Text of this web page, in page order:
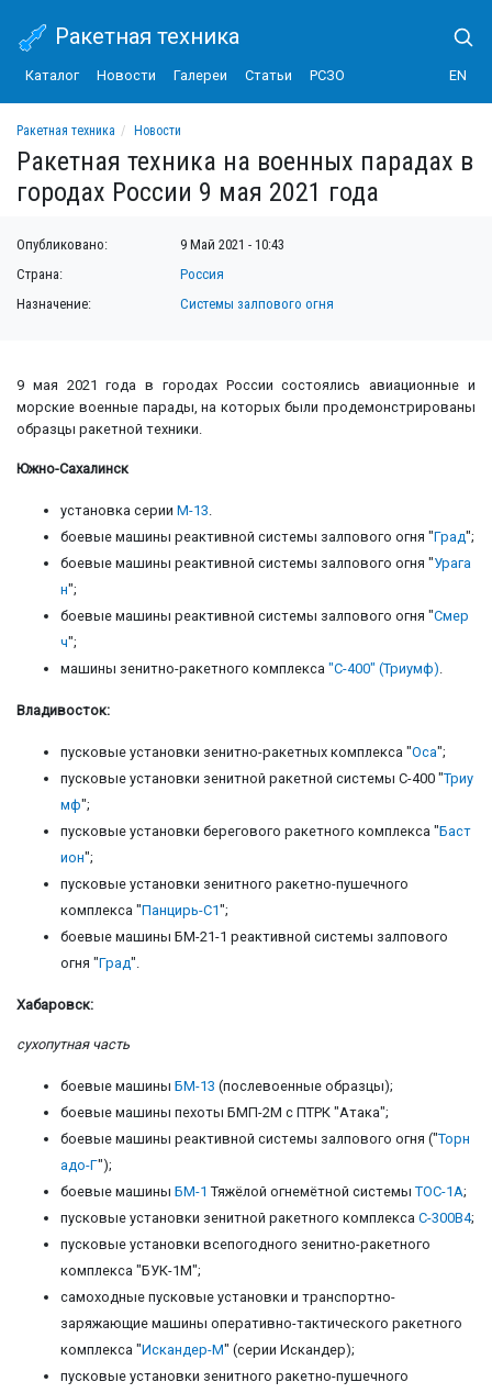
Ракетная техника
Каталог Новости Галереи Статьи РСЗО EN
Ракетная техника
Новости
Ракетная техника на военных парадах в
городах России 9 мая 2021 года
Опубликовано:
9 Май 2021 - 10:43
Страна:
Россия
Назначение:
Системы залпового огня
9 мая 2021 года в городах России состоялись авиационные и
морские военные парады, на которых были продемонстрированы
образцы ракетной техники.
Южно-Сахалинск
установка серии М-13.
боевые машины реактивной системы залпового огня "Град";
боевые машины реактивной системы залпового огня "Урага
н";
боевые машины реактивной системы залпового огня "Смер
ч";
машины зенитно-ракетного комплекса "С-400" (Триумф).
Владивосток:
пусковые установки зенитно-ракетных комплекса "Оса";
пусковые установки зенитной ракетной системы С-400 "Триу
мф";
пусковые установки берегового ракетного комплекса "Баст
ион";
пусковые установки зенитного ракетно-пушечного
комплекса "Панцирь-С1";
боевые машины БМ-21-1 реактивной системы залпового
огня "Град".
Хабаровск:
сухопутная часть
боевые машины БМ-13 (послевоенные образцы);
боевые машины пехоты БМП-2М с ПТРК "Атака";
боевые машины реактивной системы залпового огня ("Торн
адо-Г");
боевые машины БМ-1 Тяжёлой огнемётной системы ТОС-1А;
пусковые установки зенитной ракетного комплекса С-300В4;
пусковые установки всепогодного зенитно-ракетного
комплекса "БУК-1М";
самоходные пусковые установки и транспортно-
заряжающие машины оперативно-тактического ракетного
комплекса "Искандер-М" (серии Искандер);
пусковые установки зенитного ракетно-пушечного